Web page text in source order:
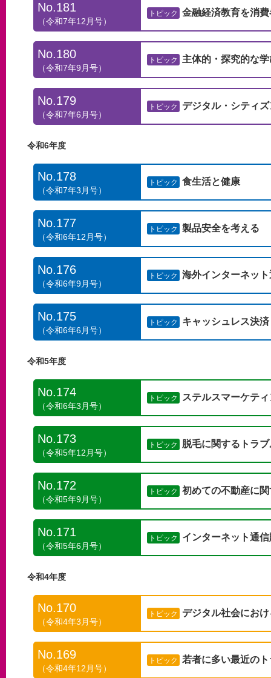
No.181
（令和7年12月号）
トピック 金融経済教育を消
No.180
（令和7年9月号）
トピック 主体的・探究的な
No.179
（令和7年6月号）
トピック デジタル・シティ
令和6年度
No.178
（令和7年3月号）
トピック 食生活と健康
No.177
（令和6年12月号）
トピック 製品安全を考える
No.176
（令和6年9月号）
トピック 海外インターネッ
No.175
（令和6年6月号）
トピック キャッシュレス決済
令和5年度
No.174
（令和6年3月号）
トピック ステルスマーケテ
No.173
（令和5年12月号）
トピック 脱毛に関するトラブ
No.172
（令和5年9月号）
トピック 初めての不動産に
No.171
（令和5年6月号）
トピック インターネット通
令和4年度
No.170
（令和4年3月号）
トピック デジタル社会にお
No.169
（令和4年12月号）
トピック 若者に多い最近の